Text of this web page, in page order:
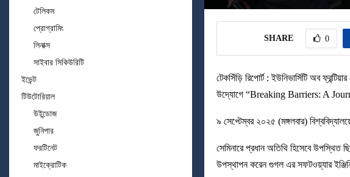
SHARE 0
টেকসিঁড়ি রিপোর্ট : ইউনিভার্সিটি অব
উদ্যোগে “Breaking Barriers: A
৯ সেপ্টেম্বর ২০২৫ (মঙ্গলবার)
সেমিনারে প্রধান অতিথি হিসেবে
উপস্থাপন করেন গুগল এর সফটওয়্যার
টেলিকম
প্রোগ্রামিং
লিনাক্স
সাইবার সিকিউরিটি
ইভেন্ট
টিউটোরিয়াল
উইন্ডোজ
জুনিপার
ফরটিনেট
মাইক্রোটিক